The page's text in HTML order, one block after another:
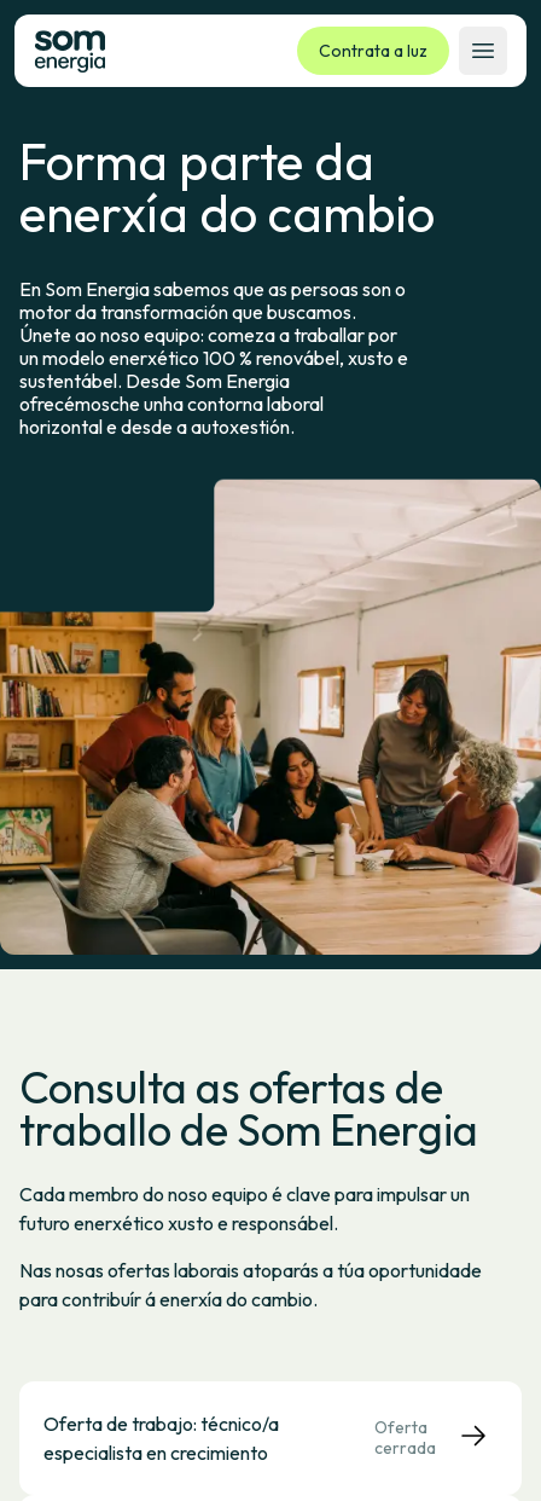
Contrata a luz
Abrir
Tarifas
Servizos
Empresas
La cooperativa
Contacto
Trámites
Oficina virtual
Idioma: ES CA GL EU
Forma parte da
enerxía do cambio
En Som Energia sabemos que as persoas son o
motor da transformación que buscamos.
Únete ao noso equipo: comeza a traballar por
un modelo enerxético 100 % renovábel, xusto e
sustentábel. Desde Som Energia
ofrecémosche unha contorna laboral
horizontal e desde a autoxestión.
Consulta as ofertas de
traballo de Som Energia
Cada membro do noso equipo é clave para impulsar un
futuro enerxético xusto e responsábel.
Nas nosas ofertas laborais atoparás a túa oportunidade
para contribuír á enerxía do cambio.
Oferta de trabajo: técnico/a
especialista en crecimiento
Oferta
cerrada